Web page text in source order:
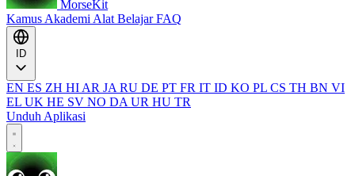
MorseKit
Kamus Akademi Alat BelajarFAQ
EN ES ZH HI AR JA RU DE PT FR IT ID KO PL CS TH BN VI
EL UK HE SV NO DA UR HU TR
Unduh Aplikasi